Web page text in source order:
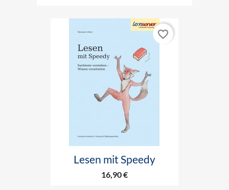
Lesen mit Speedy
16,90 €
favorite_border